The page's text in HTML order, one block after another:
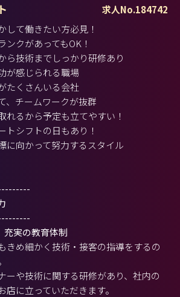
求人No.184742
して働きたい方必見！
ンクがあってもOK！
ら技術までしっかり研修あり
が感じられる職場
たくさんいる会社
、チームワークが抜群
れるから予定も立てやすい！
トシフトの日もあり！
に向かって努力するスタイル
充実の教育体制
きめ細かく技術・接客の指導をするの
ーや技術に関する研修があり、社内の
店に立っていただきます。